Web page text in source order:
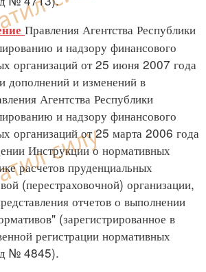
Правления Агентства Республики
и надзору финансового
организаций от 25 июня 2007 года
и изменений в
Агентства Республики
и надзору финансового
организаций от 25 марта 2006 года
Инструкции о нормативных
расчетов пруденциальных
(перестраховочной) организации,
отчетов о выполнении
(зарегистрированное в
регистрации нормативных
№ 4845).